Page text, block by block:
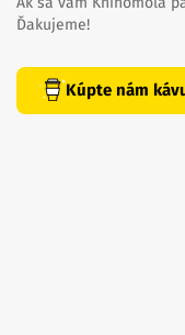
Ďakujeme!
Kúpte nám